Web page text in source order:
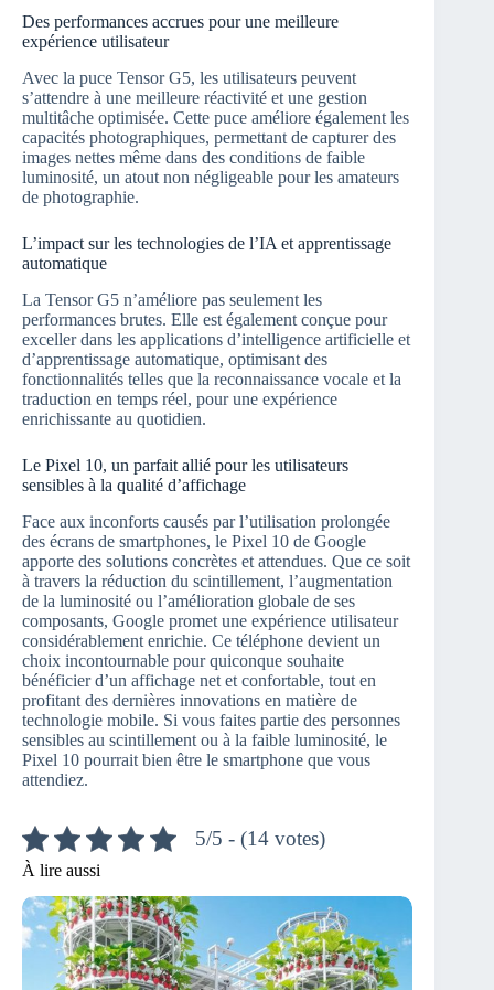
Des performances accrues pour une meilleure
expérience utilisateur
Avec la puce Tensor G5, les utilisateurs peuvent
s’attendre à une meilleure réactivité et une gestion
multitâche optimisée. Cette puce améliore également les
capacités photographiques, permettant de capturer des
images nettes même dans des conditions de faible
luminosité, un atout non négligeable pour les amateurs
de photographie.
L’impact sur les technologies de l’IA et apprentissage
automatique
La Tensor G5 n’améliore pas seulement les
performances brutes. Elle est également conçue pour
exceller dans les applications d’intelligence artificielle et
d’apprentissage automatique, optimisant des
fonctionnalités telles que la reconnaissance vocale et la
traduction en temps réel, pour une expérience
enrichissante au quotidien.
Le Pixel 10, un parfait allié pour les utilisateurs
sensibles à la qualité d’affichage
Face aux inconforts causés par l’utilisation prolongée
des écrans de smartphones, le Pixel 10 de Google
apporte des solutions concrètes et attendues. Que ce soit
à travers la réduction du scintillement, l’augmentation
de la luminosité ou l’amélioration globale de ses
composants, Google promet une expérience utilisateur
considérablement enrichie. Ce téléphone devient un
choix incontournable pour quiconque souhaite
bénéficier d’un affichage net et confortable, tout en
profitant des dernières innovations en matière de
technologie mobile. Si vous faites partie des personnes
sensibles au scintillement ou à la faible luminosité, le
Pixel 10 pourrait bien être le smartphone que vous
attendiez.
5/5 - (14 votes)
À lire aussi